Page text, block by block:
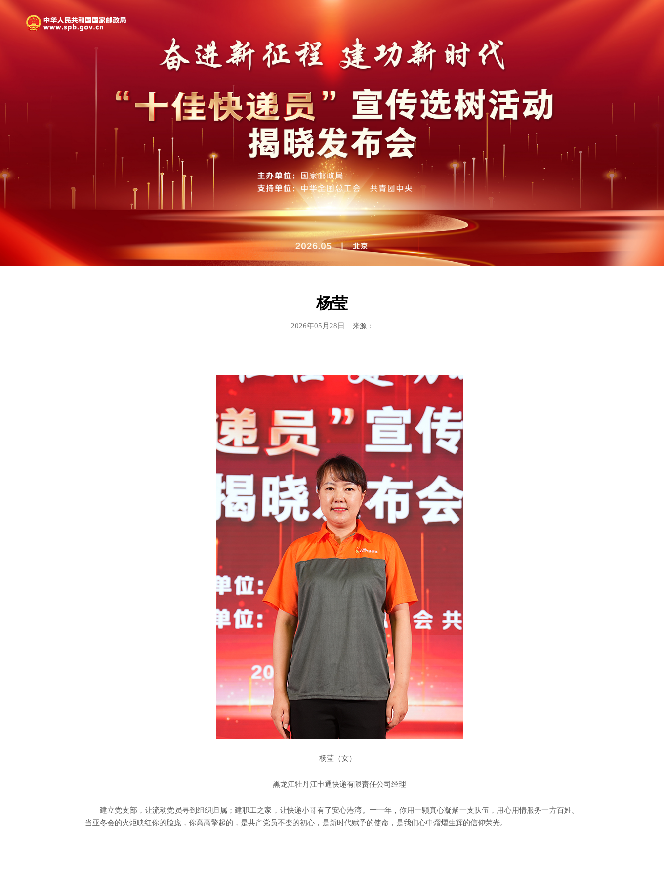
杨莹
2026年05月28日 来源：
杨莹（女）
黑龙江牡丹江申通快递有限责任公司经理
建立党支部，让流动党员寻到组织归属；建职工之家，让快递小哥有了安心港湾。十一年，你用一颗真心凝聚一支队伍，用心用情服务一方百姓。
当亚冬会的火炬映红你的脸庞，你高高擎起的，是共产党员不变的初心，是新时代赋予的使命，是我们心中熠熠生辉的信仰荣光。